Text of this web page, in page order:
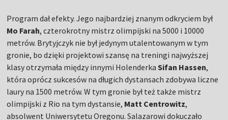
Program dał efekty. Jego najbardziej znanym odkryciem był
Mo Farah, czterokrotny mistrz olimpijski na 5000 i 10000
metrów. Brytyjczyk nie był jedynym utalentowanym w tym
gronie, bo dzięki projektowi szansę na treningi najwyższej
klasy otrzymała między innymi HolenderkaSifan Hassen,
która oprócz sukcesów na długich dystansach zdobywa liczne
laury na 1500 metrów. W tym gronie był też także mistrz
olimpijski z Rio na tym dystansie, Matt Centrowitz,
absolwent Uniwersytetu Oregonu. Salazarowi dokuczało